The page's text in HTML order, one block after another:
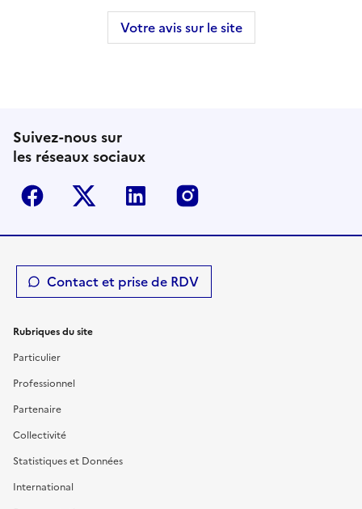
Votre avis sur le site
Suivez-nous sur
les réseaux sociaux
Facebook Twitter-X Linkedin
Contact et prise de RDV
Rubriques du site
Particulier
Professionnel
Partenaire
Collectivité
Statistiques et Données
International